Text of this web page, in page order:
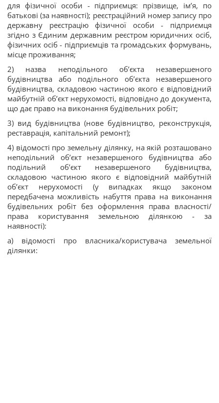
для фізичної особи - підприємця: прізвище, ім’я, по
батькові (за наявності); реєстраційний номер запису про
державну реєстрацію фізичної особи - підприємця
згідно з Єдиним державним реєстром юридичних осіб,
фізичних осіб - підприємців та громадських формувань,
місце проживання;
2) назва неподільного об’єкта незавершеного
будівництва або подільного об’єкта незавершеного
будівництва, складовою частиною якого є відповідний
майбутній об’єкт нерухомості, відповідно до документа,
що дає право на виконання будівельних робіт;
3) вид будівництва (нове будівництво, реконструкція,
реставрація, капітальний ремонт);
4) відомості про земельну ділянку, на якій розташовано
неподільний об’єкт незавершеного будівництва або
подільний об’єкт незавершеного будівництва,
складовою частиною якого є відповідний майбутній
об’єкт нерухомості (у випадках якщо законом
передбачена можливість набуття права на виконання
будівельних робіт без оформлення права власності/
права користування земельною ділянкою - за
наявності):
а) відомості про власника/користувача земельної
ділянки: